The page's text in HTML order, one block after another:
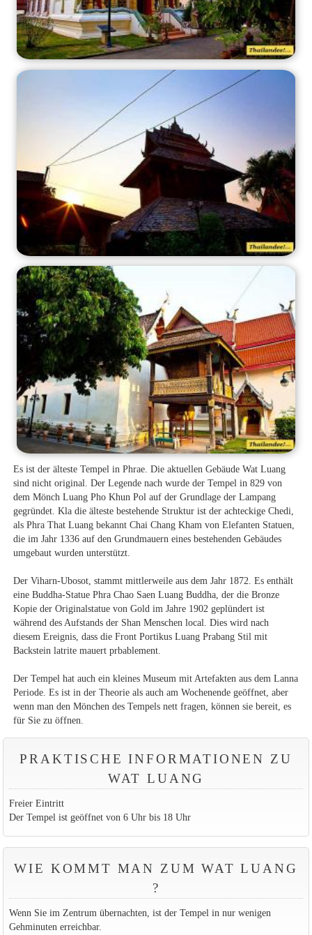
Es ist der älteste Tempel in Phrae. Die aktuellen Gebäude Wat Luang
sind nicht original. Der Legende nach wurde der Tempel in 829 von
dem Mönch Luang Pho Khun Pol auf der Grundlage der Lampang
gegründet. Kla die älteste bestehende Struktur ist der achteckige Chedi,
als Phra That Luang bekannt Chai Chang Kham von Elefanten Statuen,
die im Jahr 1336 auf den Grundmauern eines bestehenden Gebäudes
umgebaut wurden unterstützt.
Der Viharn-Ubosot, stammt mittlerweile aus dem Jahr 1872. Es enthält
eine Buddha-Statue Phra Chao Saen Luang Buddha, der die Bronze
Kopie der Originalstatue von Gold im Jahre 1902 geplündert ist
während des Aufstands der Shan Menschen local. Dies wird nach
diesem Ereignis, dass die Front Portikus Luang Prabang Stil mit
Backstein latrite mauert prbablement.
Der Tempel hat auch ein kleines Museum mit Artefakten aus dem Lanna
Periode. Es ist in der Theorie als auch am Wochenende geöffnet, aber
wenn man den Mönchen des Tempels nett fragen, können sie bereit, es
für Sie zu öffnen.
PRAKTISCHE INFORMATIONEN ZU
WAT LUANG
Freier Eintritt
Der Tempel ist geöffnet von 6 Uhr bis 18 Uhr
WIE KOMMT MAN ZUM WAT LUANG
?
Wenn Sie im Zentrum übernachten, ist der Tempel in nur wenigen
Gehminuten erreichbar.